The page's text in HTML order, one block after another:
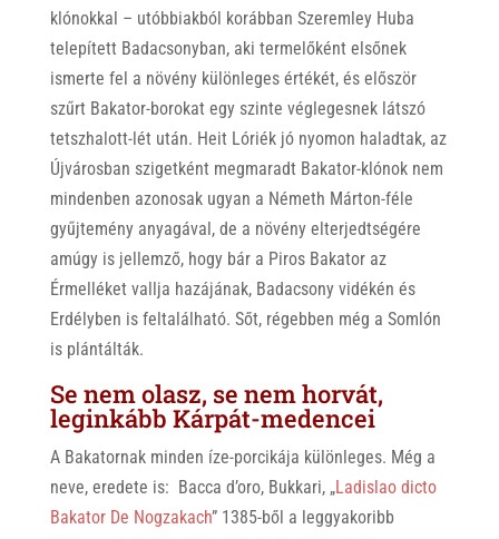
klónokkal – utóbbiakból korábban Szeremley Huba
telepített Badacsonyban, aki termelőként elsőnek
ismerte fel a növény különleges értékét, és először
szűrt Bakator-borokat egy szinte véglegesnek látszó
tetszhalott-lét után. Heit Lóriék jó nyomon haladtak, az
Újvárosban szigetként megmaradt Bakator-klónok nem
mindenben azonosak ugyan a Németh Márton-féle
gyűjtemény anyagával, de a növény elterjedtségére
amúgy is jellemző, hogy bár a Piros Bakator az
Érmelléket vallja hazájának, Badacsony vidékén és
Erdélyben is feltalálható. Sőt, régebben még a Somlón
is plántálták.
Se nem olasz, se nem horvát,
leginkább Kárpát-medencei
A Bakatornak minden íze-porcikája különleges. Még a
neve, eredete is: Bacca d’oro, Bukkari, „Ladislao dicto
Bakator De Nogzakach” 1385-ből a leggyakoribb